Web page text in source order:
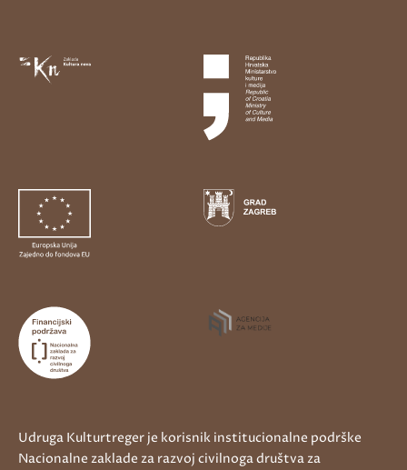
Udruga Kulturtreger je korisnik institucionalne podrške
Nacionalne zaklade za razvoj civilnoga društva za